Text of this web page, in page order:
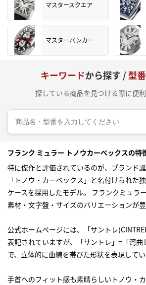
マスタースクエア
マスターバンカー
キーワードから探す /型番
探している商品を見つける際に便利
フランク ミュラー トノウカーベックスの特
特に傑作と評価されているのが、ブランド
「トノウ・カーベックス」と名付けられた
ケースを採用したモデル。 フランクミュラ
素材・文字盤・サイズのバリエーションが豊
公式ホームページには、「サントレ
表記されていますが、「サントレ」=「湾
で、立体的に曲線を帯びた形状を表現してい
手首へのフィット感も素晴らしいトノウ・